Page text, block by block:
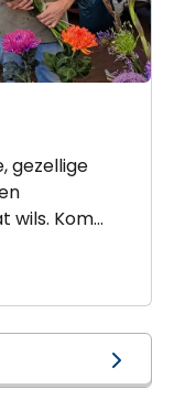
gezellige
wils. Kom